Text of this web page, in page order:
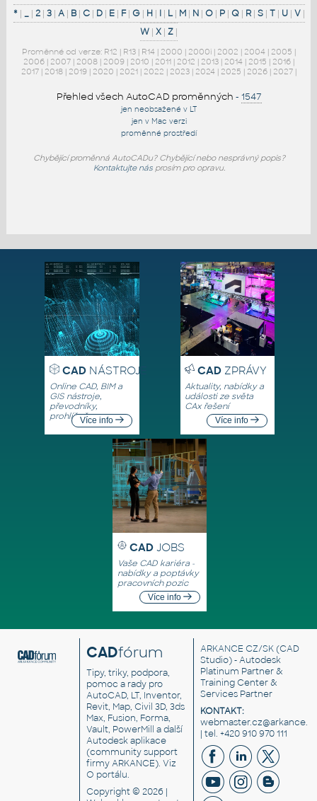
*| _| 2| 3| A| B| C| D| E| F| G| H | I| L| M| N| O| P| Q| R| S| T| U| V|
W | X | Z |
Proměnné od verze: R12 | R13 | R14 | 2000 | 2000i | 2002 | 2004 | 2005 |
2006 | 2007 | 2008 | 2009 | 2010 | 2011 | 2012 | 2013 | 2014 | 2015 | 2016 |
2017 | 2018 | 2019 | 2020 | 2021 | 2022 | 2023 | 2024 | 2025 | 2026 | 2027 |
Přehled všech AutoCAD proměnných - 1547
jen neobsažené v LT
jen v Mac verzi
proměnné prostředí
Chybějící proměnná AutoCADu? Chybějící nebo nesprávný popis?
Kontaktujte násprosím pro opravu.
CADNÁSTROJE
Online CAD, BIM a
GIS nástroje,
převodníky,
prohlížečeVíce info
CADZPRÁVY
Aktuality, nabídky a
události ze světa
CAx řešení
Více info
CAD JOBS
Vaše CAD kariéra -
nabídky a poptávky
pracovních pozic
Více info
CADfórum
Tipy, triky, podpora,
pomoc a rady pro
AutoCAD, LT, Inventor,
Revit, Map, Civil 3D, 3ds
Max, Fusion, Forma,
Vault, PowerMill a další
Autodesk aplikace
(community support
firmy ARKANCE). Viz
O portálu.
Copyright © 2026 |
ARKANCE CZ/SK(CAD
Studio) - Autodesk
Platinum Partner &
Training Center &
Services Partner
KONTAKT:
| tel. +420 910 970 111